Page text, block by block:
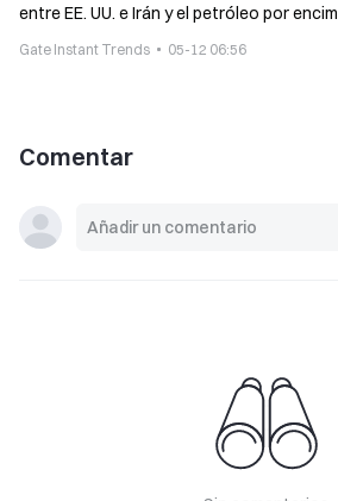
entre EE. UU. e Irán y el petróleo por
Gate Instant Trends 05-12 06:56
Comentar